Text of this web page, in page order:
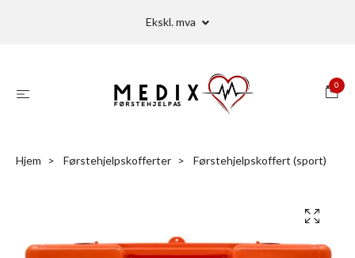
Ekskl. mva
0
Hjem Førstehjelpskofferter Førstehjelpskoffert (sport)